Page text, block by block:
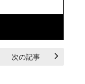
次の記事